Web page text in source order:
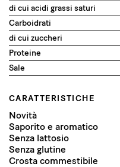
di cui acidi grassi saturi
Carboidrati
di cui zuccheri
Proteine
Sale
CARATTERISTICHE
Novità
Saporito e aromatico
Senza lattosio
Senza glutine
Crosta commestibile